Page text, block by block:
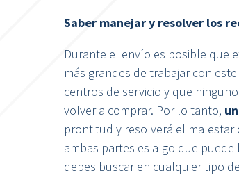
Saber manejar y resolver los
Durante el envío es posible que
más grandes de trabajar con
centros de servicio y que
volver a comprar. Por lo tanto,
prontitud y resolverá el malestar
ambas partes es algo que
debes buscar en cualquier tipo